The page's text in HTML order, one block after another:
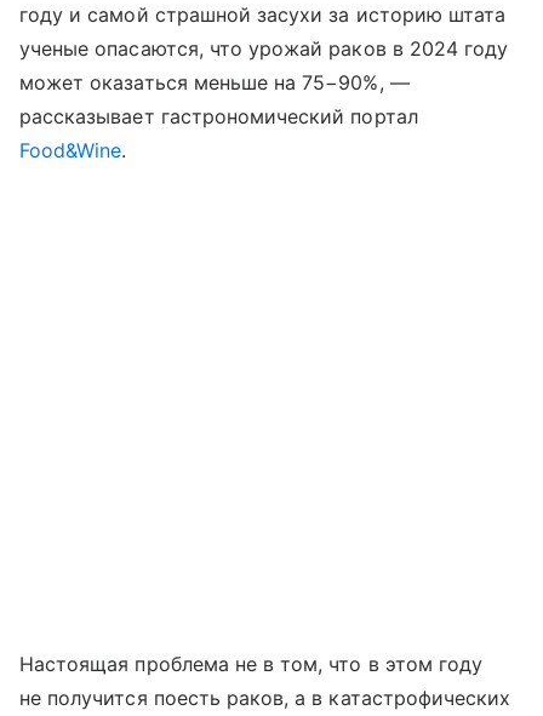
году и самой страшной засухи за историю штата
ученые опасаются, что урожай раков в 2024 году
может оказаться меньше на 75−90%, —
рассказывает гастрономический портал
Food&Wine.
Настоящая проблема не в том, что в этом году
не получится поесть раков, а в катастрофических